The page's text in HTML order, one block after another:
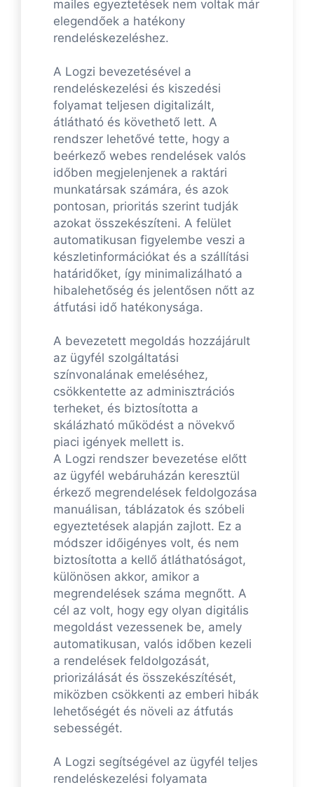
mailes egyeztetések nem voltak már
elegendőek a hatékony
rendeléskezeléshez.
A Logzi bevezetésével a
rendeléskezelési és kiszedési
folyamat teljesen digitalizált,
átlátható és követhető lett. A
rendszer lehetővé tette, hogy a
beérkező webes rendelések valós
időben megjelenjenek a raktári
munkatársak számára, és azok
pontosan, prioritás szerint tudják
azokat összekészíteni. A felület
automatikusan figyelembe veszi a
készletinformációkat és a szállítási
határidőket, így minimalizálható a
hibalehetőség és jelentősen nőtt az
átfutási idő hatékonysága.
A bevezetett megoldás hozzájárult
az ügyfél szolgáltatási
színvonalának emeléséhez,
csökkentette az adminisztrációs
terheket, és biztosította a
skálázható működést a növekvő
piaci igények mellett is.
A Logzi rendszer bevezetése előtt
az ügyfél webáruházán keresztül
érkező megrendelések feldolgozása
manuálisan, táblázatok és szóbeli
egyeztetések alapján zajlott. Ez a
módszer időigényes volt, és nem
biztosította a kellő átláthatóságot,
különösen akkor, amikor a
megrendelések száma megnőtt. A
cél az volt, hogy egy olyan digitális
megoldást vezessenek be, amely
automatikusan, valós időben kezeli
a rendelések feldolgozását,
priorizálását és összekészítését,
miközben csökkenti az emberi hibák
lehetőségét és növeli az átfutás
sebességét.
A Logzi segítségével az ügyfél teljes
rendeléskezelési folyamata